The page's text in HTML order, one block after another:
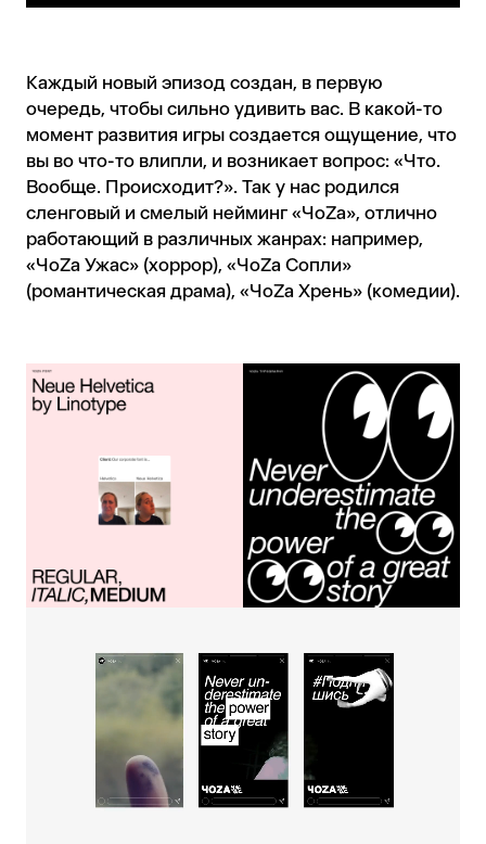
Каждый новый эпизод создан, в первую
очередь, чтобы сильно удивить вас. В какой-то
момент развития игры создается ощущение, что
вы во что-то влипли, и возникает вопрос: «Что.
Вообще. Происходит?». Так у нас родился
сленговый и смелый нейминг «ЧоZa», отлично
работающий в различных жанрах: например,
«ЧоZa Ужас» (хоррор), «ЧоZa Сопли»
(романтическая драма), «ЧоZa Хрень» (комедии).